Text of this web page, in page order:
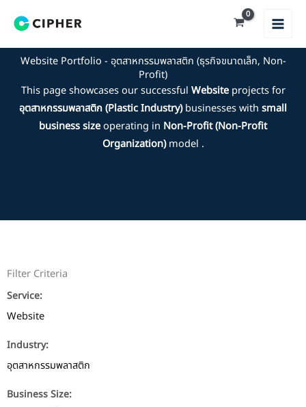
Website Portfolio - อุตสาหกรรมพลาสติก (ธุรกิจขนาดเล็ก, Non-
Profit)
This page showcases our successful Websiteprojects for
อุตสาหกรรมพลาสติก (Plastic Industry)businesses with small
business sizeoperating in Non-Profit (Non-Profit
Organization)model .
Filter Criteria
Service:
Website
Industry:
อุตสาหกรรมพลาสติก
Business Size: